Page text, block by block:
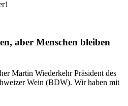
aber Menschen bleiben
Martin Wiederkehr Präsident des
Wein (BDW). Wir haben mit